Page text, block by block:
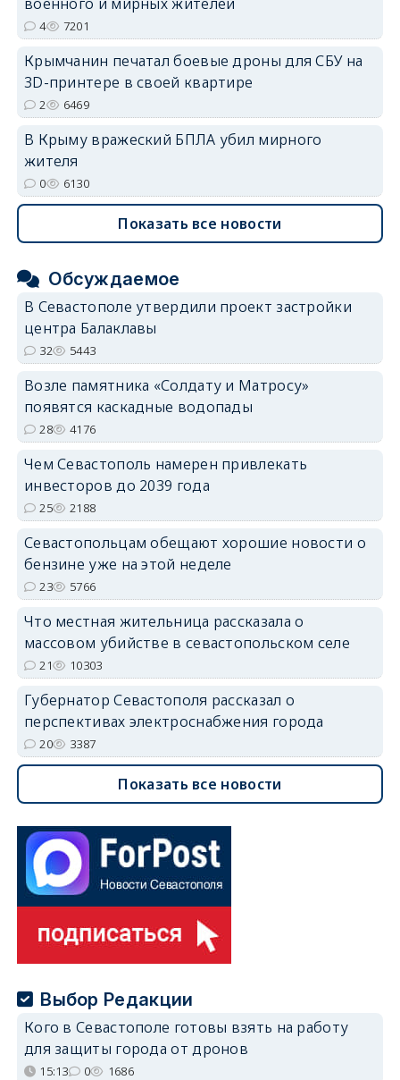
4 7201
Крымчанин печатал боевые дроны для СБУ на
3D-принтере в своей квартире
2 6469
В Крыму вражеский БПЛА убил мирного
жителя
0 6130
Показать все новости
Обсуждаемое
В Севастополе утвердили проект застройки
центра Балаклавы
32 5443
Возле памятника «Солдату и Матросу»
появятся каскадные водопады
28 4176
Чем Севастополь намерен привлекать
инвесторов до 2039 года
25 2188
Севастопольцам обещают хорошие новости о
бензине уже на этой неделе
23 5766
Что местная жительница рассказала о
массовом убийстве в севастопольском селе
21 10303
Губернатор Севастополя рассказал о
перспективах электроснабжения города
20 3387
Показать все новости
Выбор Редакции
Кого в Севастополе готовы взять на работу
для защиты города от дронов
15:13 0 1686